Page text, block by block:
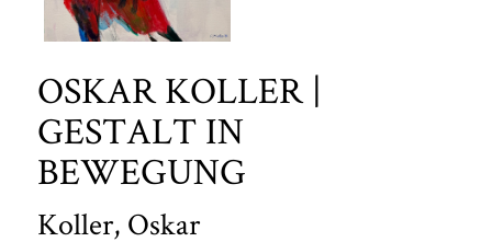
OSKAR KOLLER |
GESTALT IN
BEWEGUNG
Koller, Oskar